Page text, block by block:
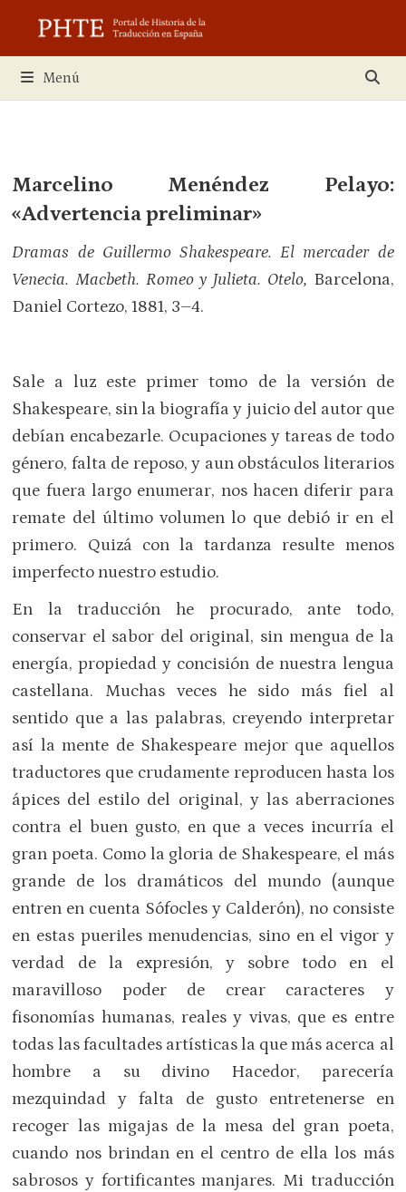
contenido
Menú
Marcelino Menéndez Pelayo:
«Advertencia preliminar»
Dramas de Guillermo Shakespeare. El mercader de
Venecia. Macbeth. Romeo y Julieta. Otelo, Barcelona,
Daniel Cortezo, 1881, 3–4.
Sale a luz este primer tomo de la versión de
Shakespeare, sin la biografía y juicio del autor que
debían encabezarle. Ocupaciones y tareas de todo
género, falta de reposo, y aun obstáculos literarios
que fuera largo enumerar, nos hacen diferir para
remate del último volumen lo que debió ir en el
primero. Quizá con la tardanza resulte menos
imperfecto nuestro estudio.
En la traducción he procurado, ante todo,
conservar el sabor del original, sin mengua de la
energía, propiedad y concisión de nuestra lengua
castellana. Muchas veces he sido más fiel al
sentido que a las palabras, creyendo interpretar
así la mente de Shakespeare mejor que aquellos
traductores que crudamente reproducen hasta los
ápices del estilo del original, y las aberraciones
contra el buen gusto, en que a veces incurría el
gran poeta. Como la gloria de Shakespeare, el más
grande de los dramáticos del mundo (aunque
entren en cuenta Sófocles y Calderón), no consiste
en estas pueriles menudencias, sino en el vigor y
verdad de la expresión, y sobre todo en el
maravilloso poder de crear caracteres y
fisonomías humanas, reales y vivas, que es entre
todas las facultades artísticas la que más acerca al
hombre a su divino Hacedor, parecería
mezquindad y falta de gusto entretenerse en
recoger las migajas de la mesa del gran poeta,
cuando nos brindan en el centro de ella los más
sabrosos y fortificantes manjares. Mi traducción